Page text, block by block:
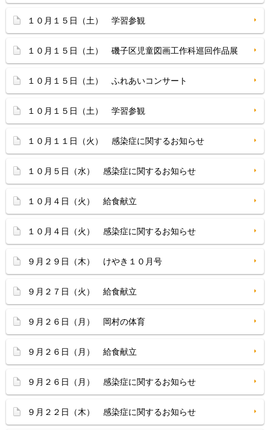
１０月１５日（土） 学習参観
１０月１５日（土） 磯子区児童図画工作科巡回作品展
１０月１５日（土） ふれあいコンサート
１０月１５日（土） 学習参観
１０月１１日（火） 感染症に関するお知らせ
１０月５日（水） 感染症に関するお知らせ
１０月４日（火） 給食献立
１０月４日（火） 感染症に関するお知らせ
９月２９日（木） けやき１０月号
９月２７日（火） 給食献立
９月２６日（月） 岡村の体育
９月２６日（月） 給食献立
９月２６日（月） 感染症に関するお知らせ
９月２２日（木） 感染症に関するお知らせ